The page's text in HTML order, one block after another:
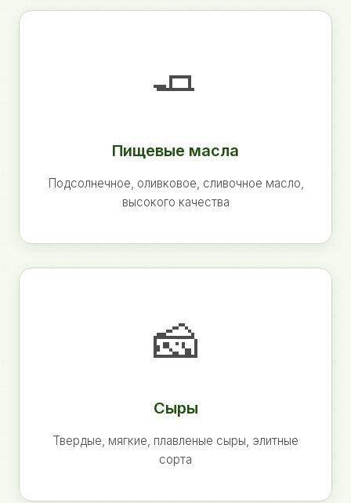
🧈
Пищевые масла
Подсолнечное, оливковое, сливочное масло,
высокого качества
🧀
Сыры
Твердые, мягкие, плавленые сыры, элитные
сорта